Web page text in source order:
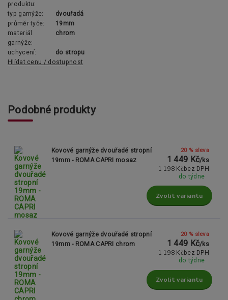
produktu:
typ garnýže:
dvouřadá
průměr tyče:
19mm
materiál
garnýže:
chrom
uchycení:
do stropu
Hlídat cenu / dostupnost
Podobné produkty
Kovové garnýže dvouřadé stropní
19mm - ROMA CAPRI mosaz
20 % sleva
1 449 Kč/ks
1 198 Kč bez DPH
do týdne
Zvolit variantu
Kovové garnýže dvouřadé stropní
19mm - ROMA CAPRI chrom
20 % sleva
1 449 Kč/ks
1 198 Kč bez DPH
do týdne
Zvolit variantu